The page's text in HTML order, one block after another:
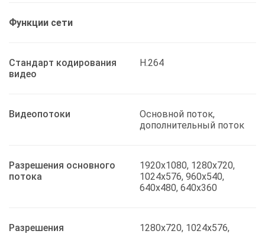
Функции сети
Стандарт кодирования
видео
H.264
Видеопотоки
Основной поток,
дополнительный поток
Разрешения основного
потока
1920x1080, 1280x720,
1024x576, 960x540,
640x480, 640x360
Разрешения
1280x720, 1024x576,